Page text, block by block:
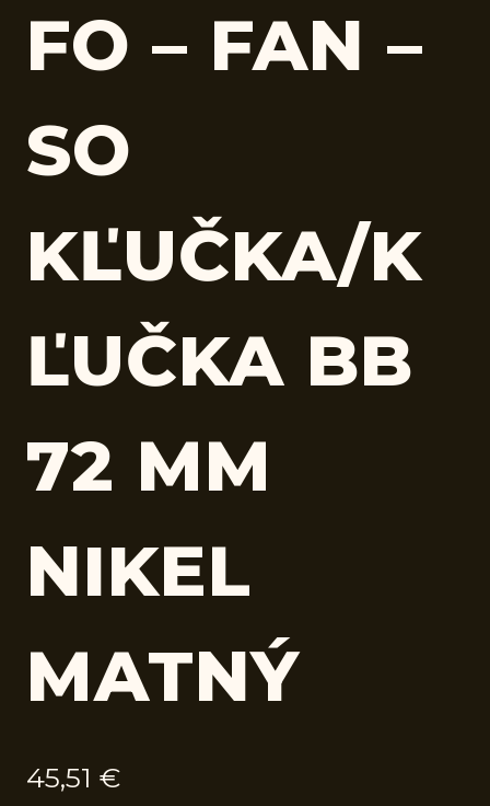
FO – FAN –
SO
KĽUČKA/K
ĽUČKA BB
72 MM
NIKEL
MATNÝ
45,51 €